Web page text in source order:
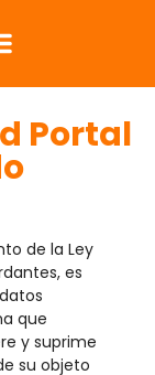
Portal
de la Ley
es
que
y suprime
su objeto